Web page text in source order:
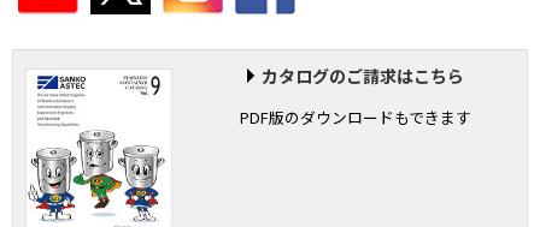
カタログのご請求はこちら
PDF版のダウンロードもできます